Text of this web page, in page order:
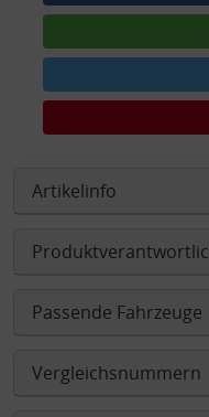
Artikelinfo
Passende Fahrzeuge
Vergleichsnummern